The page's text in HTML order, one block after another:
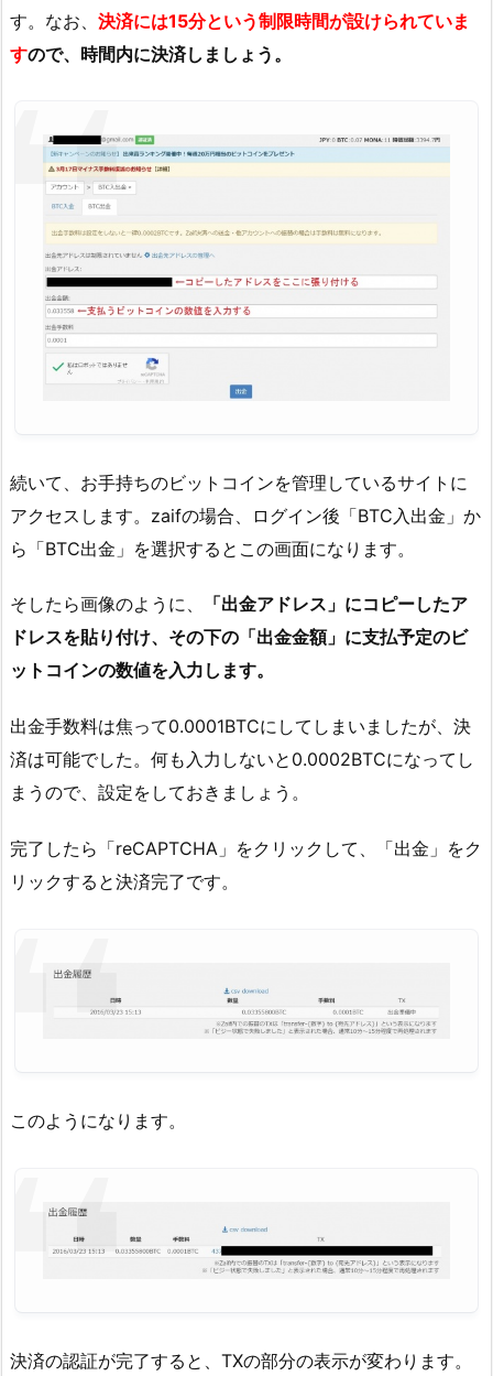
す。なお、 決済には15分という制限時間が設けられていま
すので、時間内に決済しましょう。
続いて、お手持ちのビットコインを管理しているサイトに
アクセスします。zaifの場合、ログイン後「BTC入出金」か
ら「BTC出金」を選択するとこの画面になります。
そしたら画像のように、
「出金アドレス」にコピーしたア
ドレスを貼り付け、その下の「出金金額」に支払予定のビ
ットコインの数値を入力します。
出金手数料は焦って0.0001BTCにしてしまいましたが、決
済は可能でした。何も入力しないと0.0002BTCになってし
まうので、設定をしておきましょう。
完了したら「reCAPTCHA」をクリックして、「出金」をク
リックすると決済完了です。
このようになります。
決済の認証が完了すると、TXの部分の表示が変わります。